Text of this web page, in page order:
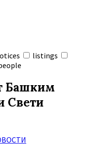
listings
Башким
Свети